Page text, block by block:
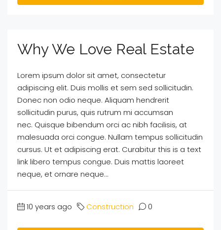
Why We Love Real Estate
Lorem ipsum dolor sit amet, consectetur
adipiscing elit. Duis mollis et sem sed sollicitudin.
Donec non odio neque. Aliquam hendrerit
sollicitudin purus, quis rutrum mi accumsan
nec. Quisque bibendum orci ac nibh facilisis, at
malesuada orci congue. Nullam tempus sollicitudin
cursus. Ut et adipiscing erat. Curabitur this is a text
link libero tempus congue. Duis mattis laoreet
neque, et ornare neque...
10 years ago Construction 0